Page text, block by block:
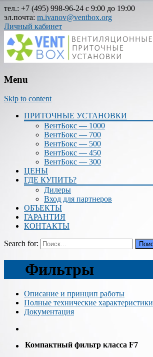
тел.: +7 (495) 998-96-24 c 9:00 до 19:00
эл.почта: m.ivanov@ventbox.org
Личный кабинет
Menu
Skip to content
ПРИТОЧНЫЕ УСТАНОВКИ
ВентБокс — 1000
ВентБокс — 700
ВентБокс — 500
ВентБокс — 450
ВентБокс — 300
ЦЕНЫ
ГДЕ КУПИТЬ?
Дилеры
Вход для партнеров
ОБЪЕКТЫ
ГАРАНТИЯ
КОНТАКТЫ
Search for:
Фильтры
Описание и принцип работы
Полные технические характеристики
Документация
Компактный фильтр класса F7